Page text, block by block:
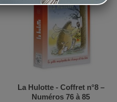
La Hulotte - Coffret n°8 –
Numéros 76 à 85